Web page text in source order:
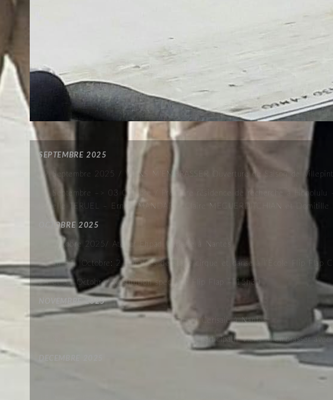
SEPTEMBRE 2025
12 Septembre 2025 / VIENS M’EMBRASSER Ouverture de Saison de
28 Septembre –> 03 Octobre / Première résidence de recherche à Honolulu
Isabelle TERUEL – Ernest MANDAP – Claire MEGUERDITCHIAN et Domitille
OCTOBRE 2025
14 Octobre 2025/ Atelier Ehpad Cerisaie à Nantes
20 au 31 Octobre: 2 semaines de stage cirque et danse à l’Ecole Flip Flap
24 et 31 Octobre/ Restitution spectacle Flip Flap – 15h30
NOVEMBRE 2025
04 et 24 Novembre 2025/ Ateliers Ehpad Cerisaie à Nantes
18 Novembre 2025/ Démarrage du projet participatif Viens M’embrasser